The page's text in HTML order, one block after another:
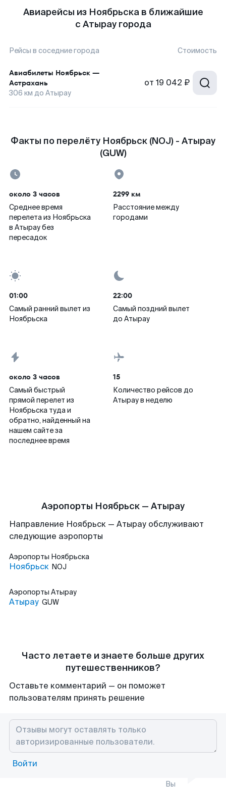
Авиарейсы из Ноябрьска в ближайшие
с Атырау города
Рейсы в соседние города Стоимость
Авиабилеты Ноябрьск —
Астрахань
306 км до Атырау
от 19 042 ₽
Факты по перелёту Ноябрьск (NOJ) - Атырау
(GUW)
около 3 часов
Среднее время
перелета из Ноябрьска
в Атырау без
пересадок
2299 км
Расстояние между
городами
01:00
Самый ранний вылет из
Ноябрьска
22:00
Самый поздний вылет
до Атырау
около 3 часов
Самый быстрый
прямой перелет из
Ноябрьска туда и
обратно, найденный на
нашем сайте за
последнее время
15
Количество рейсов до
Атырау в неделю
Аэропорты Ноябрьск — Атырау
Направление Ноябрьск — Атырау обслуживают
следующие аэропорты
Аэропорты Ноябрьска
Ноябрьск NOJ
Аэропорты Атырау
Атырау GUW
Часто летаете и знаете больше других
путешественников?
Оставьте комментарий — он поможет
пользователям принять решение
Войти
Вы